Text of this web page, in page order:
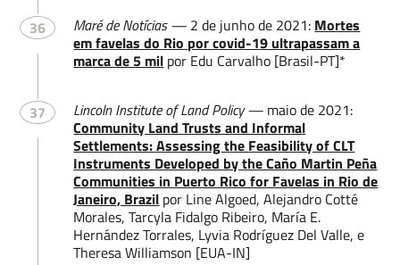
36 Maré de Notícias — 2 de junho de 2021: Mortes
em favelas do Rio por covid-19 ultrapassam a
marca de 5 mil por Edu Carvalho [Brasil-PT]*
37 Lincoln Institute of Land Policy — maio de 2021:
Community Land Trusts and Informal
Settlements: Assessing the Feasibility of CLT
Instruments Developed by the Caño Martin Peña
Communities in Puerto Rico for Favelas in Rio de
Janeiro, Brazil por Line Algoed, Alejandro Cotté
Morales, Tarcyla Fidalgo Ribeiro, María E.
Hernández Torrales, Lyvia Rodríguez Del Valle, e
Theresa Williamson [EUA-IN]